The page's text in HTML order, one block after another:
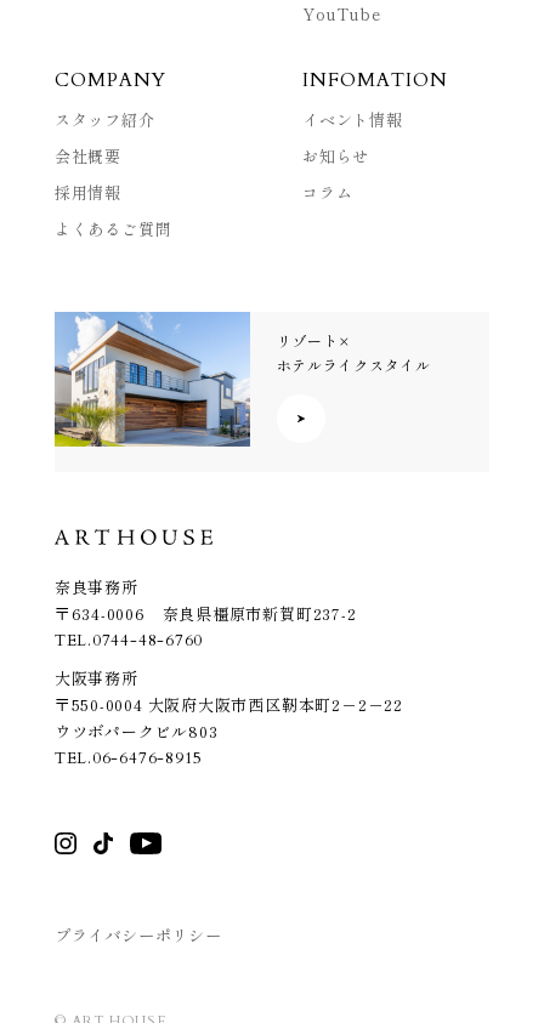
YouTube
COMPANY
スタッフ紹介
会社概要
採用情報
よくあるご質問
INFOMATION
イベント情報
お知らせ
コラム
リゾート×
ホテルライクスタイル
奈良事務所
〒634-0006 奈良県橿原市新賀町237-2
TEL.0744-48-6760
大阪事務所
〒550-0004 大阪府大阪市西区靭本町2－2－22
ウツボパークビル803
TEL.06-6476-8915
プライバシーポリシー